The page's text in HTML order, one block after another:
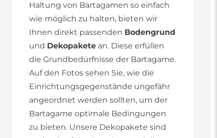
Haltung von Bartagamen so einfach
wie möglich zu halten, bieten wir
Ihnen direkt passenden Bodengrund
und Dekopakete an. Diese erfüllen
die Grundbedürfnisse der Bartagame.
Auf den Fotos sehen Sie, wie die
Einrichtungsgegenstände ungefähr
angeordnet werden sollten, um der
Bartagame optimale Bedingungen
zu bieten. Unsere Dekopakete sind